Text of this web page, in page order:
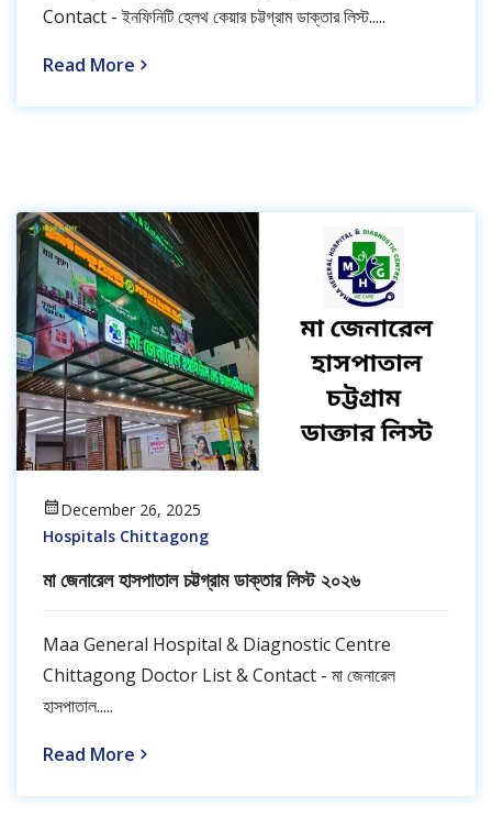
Contact - ইনফিনিটি হেলথ কেয়ার চট্টগ্রাম ডাক্তার লিস্ট.....
Read More
December 26, 2025
Hospitals Chittagong
মা জেনারেল হাসপাতাল চট্টগ্রাম ডাক্তার লিস্ট ২০২৬
Maa General Hospital & Diagnostic Centre
Chittagong Doctor List & Contact - মা জেনারেল
হাসপাতাল.....
Read More